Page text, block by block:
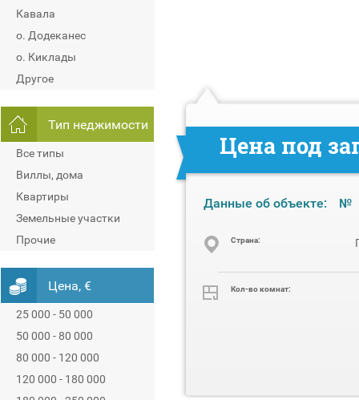
Кавала
о. Додеканес
о. Киклады
Другое
Тип неджимости
Все типы
Виллы, дома
Квартиры
Земельные участки
Прочие
Цена, €
25 000 - 50 000
50 000 - 80 000
80 000 - 120 000
120 000 - 180 000
Цена под
Данные об объекте: №
Cтрана:
Кол-во комнат: